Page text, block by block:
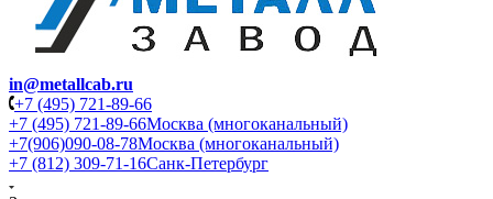
in@metallcab.ru
+7 (495) 721-89-66
+7 (495) 721-89-66Москва (многоканальный)
+7(906)090-08-78Москва (многоканальный)
+7 (812) 309-71-16Санк-Петербург